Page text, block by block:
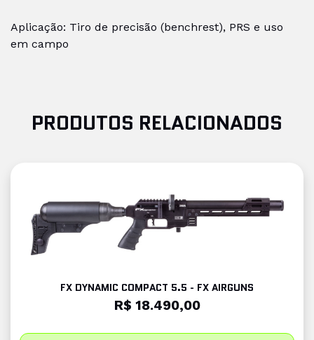
Aplicação: Tiro de precisão (benchrest), PRS e uso
em campo
PRODUTOS RELACIONADOS
FX DYNAMIC COMPACT 5.5 - FX AIRGUNS
R$ 18.490,00